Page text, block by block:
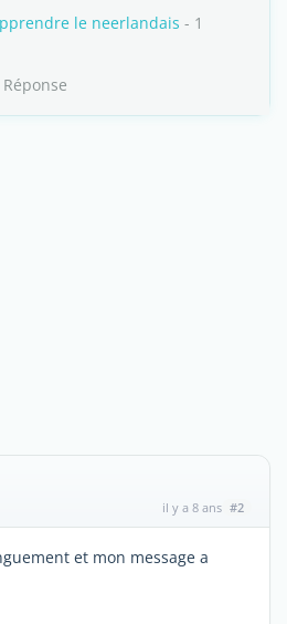
le neerlandais - 1
il y a 8 ans #2
et mon message a